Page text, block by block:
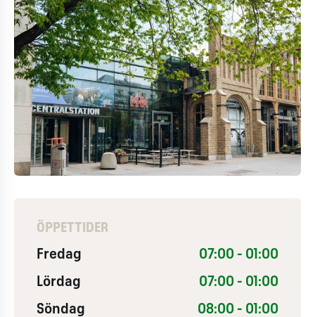
ÖPPETTIDER
Fredag 07:00 - 01:00
Lördag 07:00 - 01:00
Söndag 08:00 - 01:00